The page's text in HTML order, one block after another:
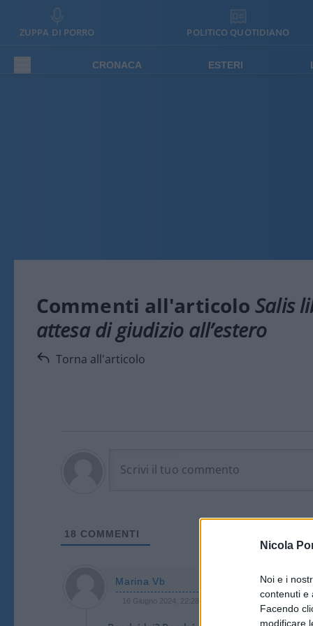
Nicola
Noi e i
contenuti e
Facendo
modificare
ZUPPA DI PORRO POLITICO QUOTIDIANO
CRONACA ESTERI
Commenti all'articoloSalis
attesa di giudizio all’estero
Torna all'articolo
18 COMMENTI
Marina Vb
16 Giugno 2024, 22:28 22:28